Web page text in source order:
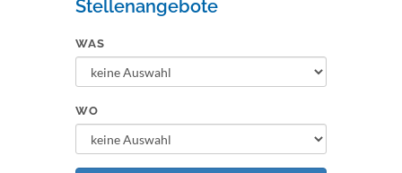
Stellenangebote
WAS
WO